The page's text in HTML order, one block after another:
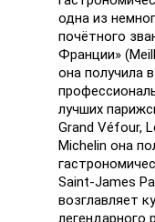
одна из
почётного
Франции»
она получила
лучших
Grand Véfour,
Michelin она
Saint-James
возглавляет
легендарного